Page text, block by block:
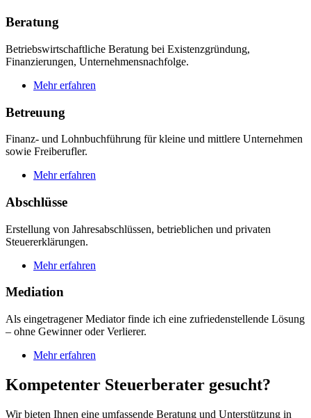
Beratung
Betriebswirtschaftliche Beratung bei Existenzgründung,
Finanzierungen, Unternehmensnachfolge.
Mehr erfahren
Betreuung
Finanz- und Lohnbuchführung für kleine und mittlere Unternehmen
sowie Freiberufler.
Mehr erfahren
Abschlüsse
Erstellung von Jahresabschlüssen, betrieblichen und privaten
Steuererklärungen.
Mehr erfahren
Mediation
Als eingetragener Mediator finde ich eine zufriedenstellende Lösung
– ohne Gewinner oder Verlierer.
Mehr erfahren
Kompetenter Steuerberater gesucht?
Wir bieten Ihnen eine umfassende Beratung und Unterstützung in